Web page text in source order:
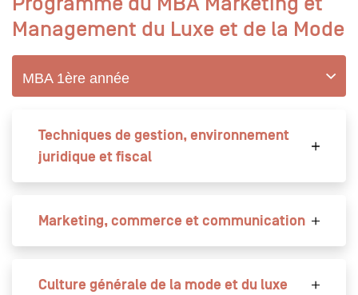
Management du Luxe et de la Mode
MBA 1ère année
Techniques de gestion, environnement
juridique et fiscal
Marketing, commerce et communication
Culture générale de la mode et du luxe